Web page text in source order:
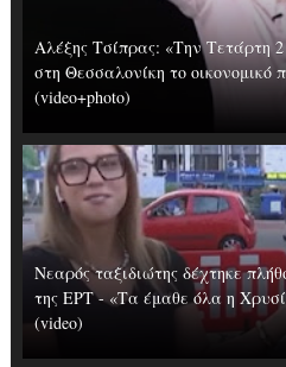
Αλέξης Τσίπρας: «Την Τετάρτη
στη Θεσσαλονίκη το
(video+photo)
Νεαρός ταξιδιώτης δέχτηκε
της ΕΡΤ - «Τα έμαθε όλα η
(video)